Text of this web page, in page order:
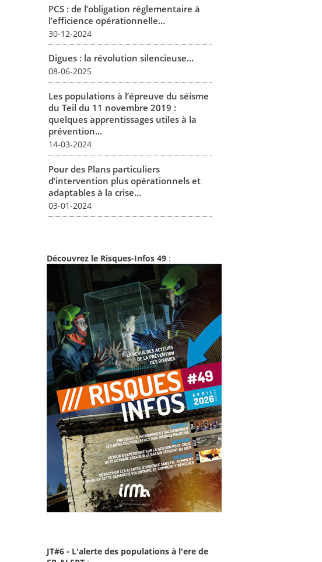
PCS : de l’obligation réglementaire à
l’efficience opérationnelle...
30-12-2024
Digues : la révolution silencieuse...
08-06-2025
Les populations à l’épreuve du séisme
du Teil du 11 novembre 2019 :
quelques apprentissages utiles à la
prévention...
14-03-2024
Pour des Plans particuliers
d’intervention plus opérationnels et
adaptables à la crise...
03-01-2024
Découvrez le Risques-Infos 49 :
JT#6 - L'alerte des populations à l'ere de